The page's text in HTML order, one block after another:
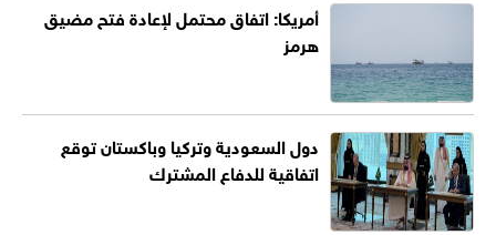
أمريكا: اتفاق محتمل لإعادة فتح مضيق
هرمز
دول السعودية وتركيا وباكستان توقع
اتفاقية للدفاع المشترك